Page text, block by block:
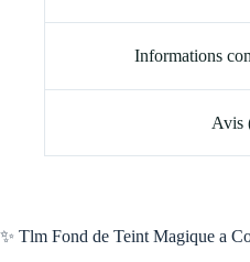
Informations
Avis
✨ Tlm Fond de Teint Magique a